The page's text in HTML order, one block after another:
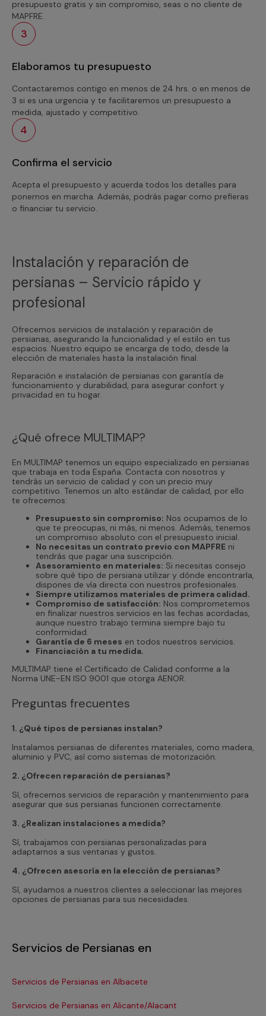
presupuesto gratis y sin compromiso, seas o no cliente de
MAPFRE.
3
Elaboramos tu presupuesto
Contactaremos contigo en menos de 24 hrs. o en menos de
3 si es una urgencia y te facilitaremos un presupuesto a
medida, ajustado y competitivo.
4
Confirma el servicio
Acepta el presupuesto y acuerda todos los detalles para
ponernos en marcha. Además, podrás pagar como prefieras
o financiar tu servicio.
Instalación y reparación de
persianas – Servicio rápido y
profesional
Ofrecemos servicios de instalación y reparación de
persianas, asegurando la funcionalidad y el estilo en tus
espacios. Nuestro equipo se encarga de todo, desde la
elección de materiales hasta la instalación final.
Reparación e instalación de persianas con garantía de
funcionamiento y durabilidad, para asegurar confort y
privacidad en tu hogar.
¿Qué ofrece MULTIMAP?
En MULTIMAP tenemos un equipo especializado en persianas
que trabaja en toda España. Contacta con nosotros y
tendrás un servicio de calidad y con un precio muy
competitivo. Tenemos un alto estándar de calidad, por ello
te ofrecemos:
Presupuesto sin compromiso: Nos ocupamos de lo
que te preocupas, ni más, ni menos. Además, tenemos
un compromiso absoluto con el presupuesto inicial.
No necesitas un contrato previo con MAPFRE ni
tendrás que pagar una suscripción.
Asesoramiento en materiales: Si necesitas consejo
sobre qué tipo de persiana utilizar y dónde encontrarla,
dispones de vía directa con nuestros profesionales.
Siempre utilizamos materiales de primera calidad.
Compromiso de satisfacción: Nos comprometemos
en finalizar nuestros servicios en las fechas acordadas,
aunque nuestro trabajo termina siempre bajo tu
conformidad.
Garantía de 6 meses en todos nuestros servicios.
Financiación a tu medida.
MULTIMAP tiene el Certificado de Calidad conforme a la
Norma UNE-EN ISO 9001 que otorga AENOR.
Preguntas frecuentes
1. ¿Qué tipos de persianas instalan?
Instalamos persianas de diferentes materiales, como madera,
aluminio y PVC, así como sistemas de motorización.
2. ¿Ofrecen reparación de persianas?
Sí, ofrecemos servicios de reparación y mantenimiento para
asegurar que sus persianas funcionen correctamente.
3. ¿Realizan instalaciones a medida?
Sí, trabajamos con persianas personalizadas para
adaptarnos a sus ventanas y gustos.
4. ¿Ofrecen asesoría en la elección de persianas?
Sí, ayudamos a nuestros clientes a seleccionar las mejores
opciones de persianas para sus necesidades.
Servicios de Persianas en
Servicios de Persianas en Albacete
Servicios de Persianas en Alicante/Alacant